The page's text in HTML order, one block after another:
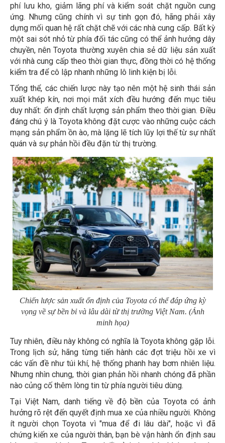
phí lưu kho, giảm lãng phí và kiểm soát chặt nguồn cung
ứng. Nhưng cũng chính vì sự tinh gọn đó, hãng phải xây
dựng mối quan hệ rất chặt chẽ với các nhà cung cấp. Bất kỳ
một sai sót nhỏ từ phía đối tác cũng có thể ảnh hưởng dây
chuyền, nên Toyota thường xuyên chia sẻ dữ liệu sản xuất
với nhà cung cấp theo thời gian thực, đồng thời có hệ thống
kiểm tra để cô lập nhanh những lô linh kiện bị lỗi.
Tổng thể, các chiến lược này tạo nên một hệ sinh thái sản
xuất khép kín, nơi mọi mắt xích đều hướng đến mục tiêu
duy nhất: ổn định chất lượng sản phẩm theo thời gian. Điều
đáng chú ý là Toyota không đặt cược vào những cuộc cách
mạng sản phẩm ồn ào, mà lặng lẽ tích lũy lợi thế từ sự nhất
quán và sự phản hồi đều đặn từ thị trường.
Chiến lược sản xuất ổn định của Toyota có thể đáp ứng kỳ
vọng về sự bền bỉ và lâu dài từ thị trường Việt Nam. (Ảnh
minh họa)
Tuy nhiên, điều này không có nghĩa là Toyota không gặp lỗi.
Trong lịch sử, hãng từng tiến hành các đợt triệu hồi xe vì
các vấn đề như túi khí, hệ thống phanh hay bơm nhiên liệu.
Nhưng nhìn chung, thời gian phản hồi nhanh chóng đã phần
nào củng cố thêm lòng tin từ phía người tiêu dùng.
Tại Việt Nam, danh tiếng về độ bền của Toyota có ảnh
hưởng rõ rệt đến quyết định mua xe của nhiều người. Không
ít người chọn Toyota vì "mua để đi lâu dài", hoặc vì đã
chứng kiến xe của người thân, bạn bè vận hành ổn định sau